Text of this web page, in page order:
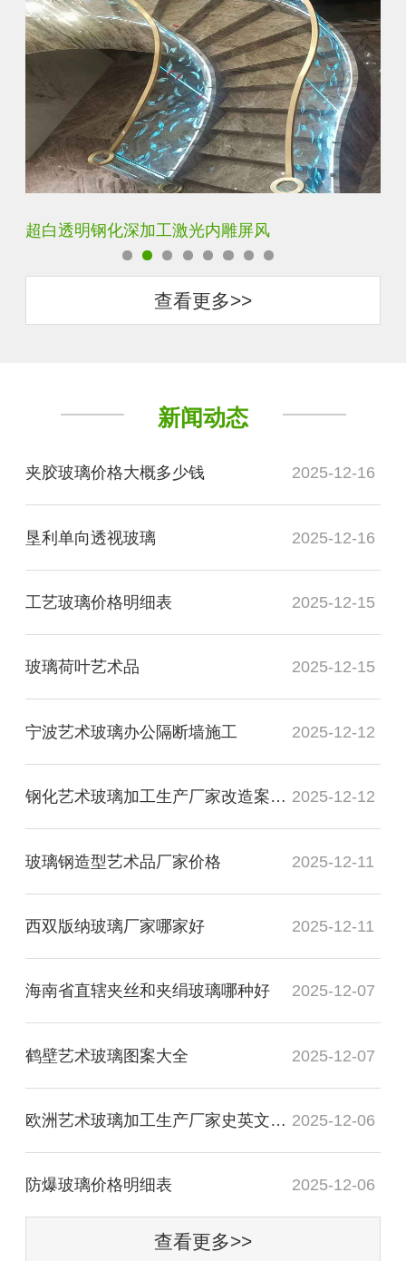
玄关水晶立体雕刻3D激光内雕玻璃
查看更多>>
新闻动态
夹胶玻璃价格大概多少钱 2025-12-16
垦利单向透视玻璃 2025-12-16
工艺玻璃价格明细表 2025-12-15
玻璃荷叶艺术品 2025-12-15
宁波艺术玻璃办公隔断墙施工 2025-12-12
钢化艺术玻璃加工生产厂家改造案例图 2025-12-12
玻璃钢造型艺术品厂家价格 2025-12-11
西双版纳玻璃厂家哪家好 2025-12-11
海南省直辖夹丝和夹绢玻璃哪种好 2025-12-07
鹤壁艺术玻璃图案大全 2025-12-07
欧洲艺术玻璃加工生产厂家史英文名词解释 2025-12-06
防爆玻璃价格明细表 2025-12-06
查看更多>>